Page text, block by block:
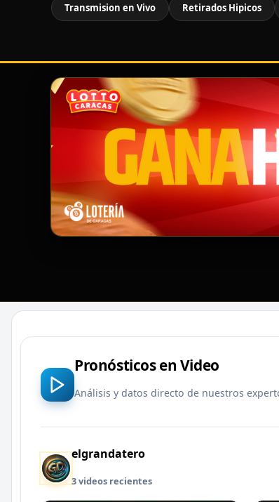
Transmision en Vivo Retirados Hipicos
Pronósticos en Video
Análisis y datos directo de nuestros
elgrandatero
3 videos recientes